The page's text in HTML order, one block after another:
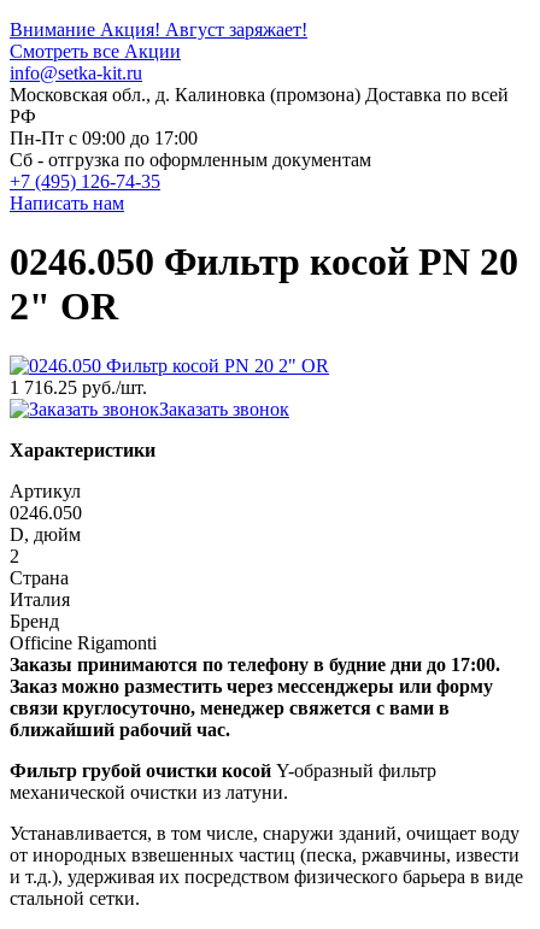
Внимание Акция! Август заряжает!
Смотреть все Акции
info@setka-kit.ru
Московская обл., д. Калиновка (промзона) Доставка по всей
РФ
Пн-Пт с 09:00 до 17:00
Сб - отгрузка по оформленным документам
+7 (495) 126-74-35
Написать нам
0246.050 Фильтр косой PN 20
2" OR
1 716.25 руб./шт.
Заказать звонок
Характеристики
Артикул
0246.050
D, дюйм
2
Страна
Италия
Бренд
Officine Rigamonti
Заказы принимаются по телефону в будние дни до 17:00.
Заказ можно разместить через мессенджеры или форму
связи круглосуточно, менеджер свяжется с вами в
ближайший рабочий час.
Фильтр грубой очистки косой Y-образный фильтр
механической очистки из латуни.
Устанавливается, в том числе, снаружи зданий, очищает воду
от инородных взвешенных частиц (песка, ржавчины, извести
и т.д.), удерживая их посредством физического барьера в виде
стальной сетки.